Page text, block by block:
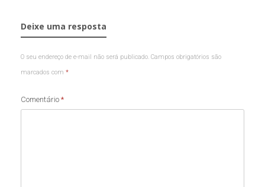
Deixe uma resposta
O seu endereço de e-mail não será publicado. Campos obrigatórios são
marcados com *
Comentário *